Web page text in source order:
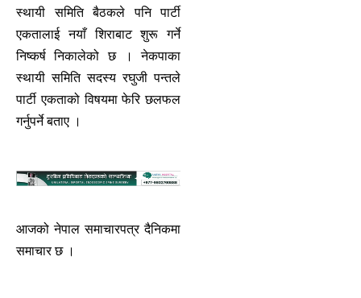
स्थायी समिति बैठकले पनि पार्टी
एकतालाई नयाँ शिराबाट शुरू गर्ने
निष्कर्ष निकालेको छ । नेकपाका
स्थायी समिति सदस्य रघुजी पन्तले
पार्टी एकताको विषयमा फेरि छलफल
गर्नुपर्ने बताए ।
आजको नेपाल समाचारपत्र दैनिकमा
समाचार छ ।